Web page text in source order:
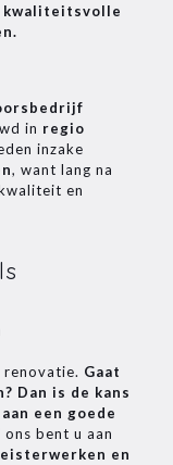
kwaliteitsvolle
in regio
inzake
, want lang na
en
Gaat
Dan is de kans
een goede
ons bent u aan
en